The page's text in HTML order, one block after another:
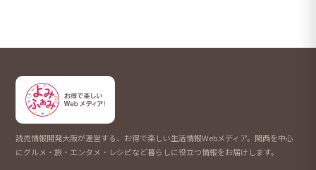
読売情報開発大阪が運営する、お得で楽しい生活情報Webメディア。関西を中心
にグルメ・旅・エンタメ・レシピなど暮らしに役立つ情報をお届けします。